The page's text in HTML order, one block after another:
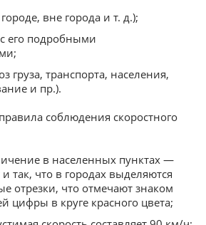
вне города и т. д.);
его подробными
груза, транспорта, населения,
и пр.).
соблюдения скоростного
в населенных пунктах —
так, что в городах выделяются
отрезки, что отмечают знаком
цифры в круге красного цвета;